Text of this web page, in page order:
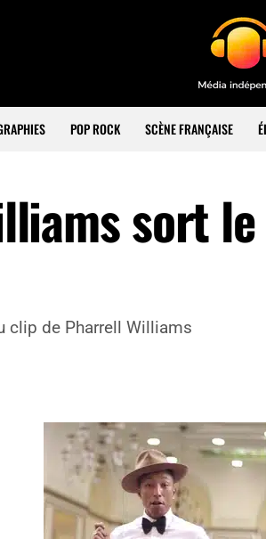
POP ROCK SCÈNE FRANÇAISE
sort
clip de Pharrell Williams